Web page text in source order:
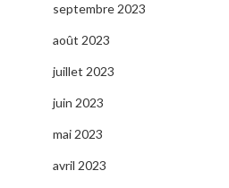
septembre 2023
août 2023
juillet 2023
juin 2023
mai 2023
avril 2023